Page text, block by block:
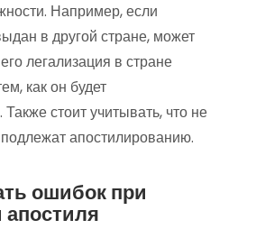
Например, если
в другой стране, может
легализация в стране
как он будет
стоит учитывать, что не
апостилированию.
ошибок при